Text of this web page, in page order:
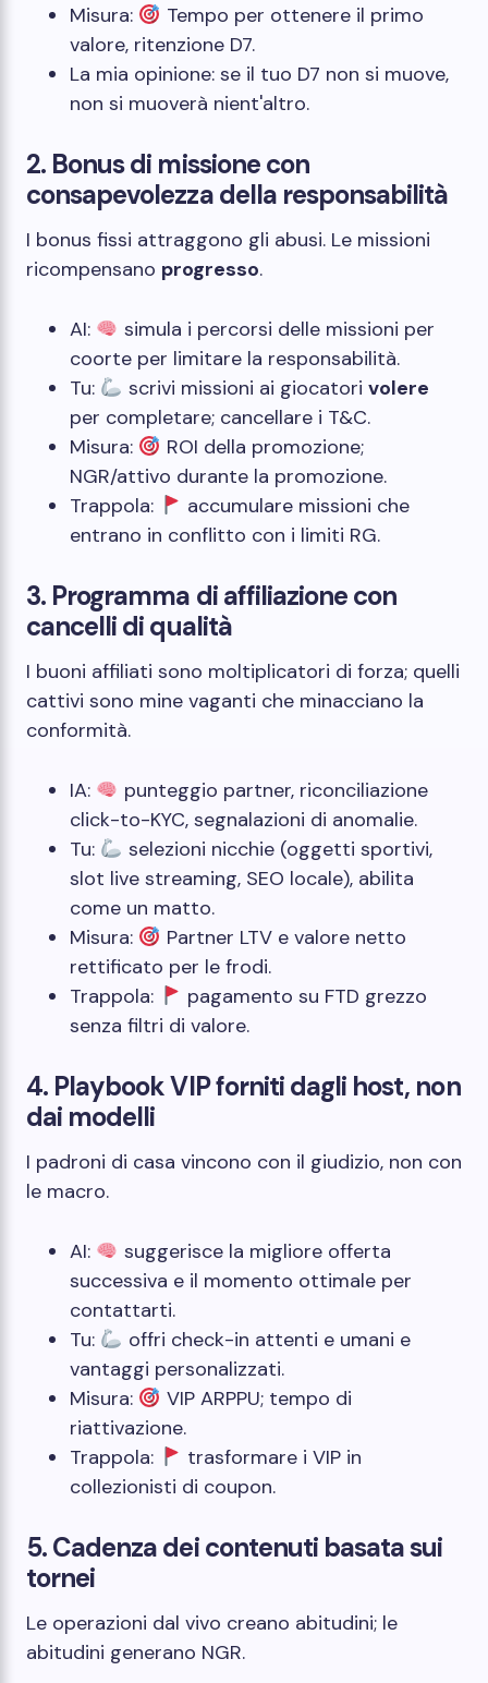
Misura:
Tempo per ottenere il primo
valore, ritenzione D7.
La mia opinione: se il tuo D7 non si muove,
non si muoverà nient'altro.
2. Bonus di missione con
consapevolezza della responsabilità
I bonus fissi attraggono gli abusi. Le missioni
ricompensano progresso.
AI:
simula i percorsi delle missioni per
coorte per limitare la responsabilità.
Tu:
scrivi missioni ai giocatori volere
per completare; cancellare i T&C.
Misura:
ROI della promozione;
NGR/attivo durante la promozione.
Trappola:
accumulare missioni che
entrano in conflitto con i limiti RG.
3. Programma di affiliazione con
cancelli di qualità
I buoni affiliati sono moltiplicatori di forza; quelli
cattivi sono mine vaganti che minacciano la
conformità.
IA:
punteggio partner, riconciliazione
click-to-KYC, segnalazioni di anomalie.
Tu:
selezioni nicchie (oggetti sportivi,
slot live streaming, SEO locale), abilita
come un matto.
Misura:
Partner LTV e valore netto
rettificato per le frodi.
Trappola:
pagamento su FTD grezzo
senza filtri di valore.
4. Playbook VIP forniti dagli host, non
dai modelli
I padroni di casa vincono con il giudizio, non con
le macro.
AI:
suggerisce la migliore offerta
successiva e il momento ottimale per
contattarti.
Tu:
offri check-in attenti e umani e
vantaggi personalizzati.
Misura:
VIP ARPPU; tempo di
riattivazione.
Trappola:
trasformare i VIP in
collezionisti di coupon.
5. Cadenza dei contenuti basata sui
tornei
Le operazioni dal vivo creano abitudini; le
abitudini generano NGR.